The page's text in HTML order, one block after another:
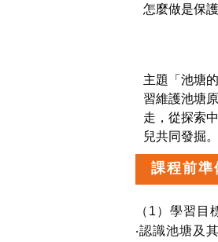
怎麼做是保
主題「池塘
習維護池塘
走，從探索
兒共同發掘。
課程前準
（1）學習目
‧認識池塘及